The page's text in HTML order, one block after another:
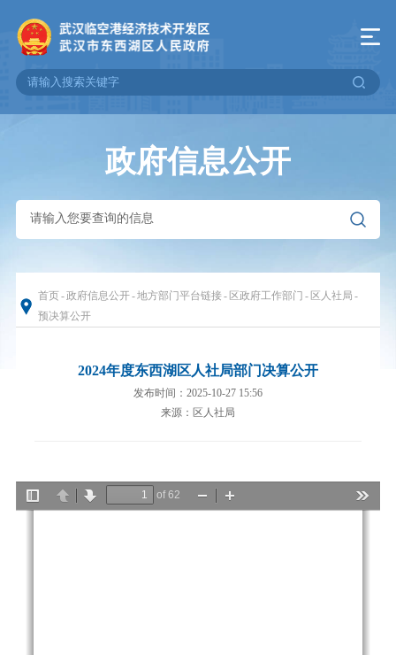
政府信息公开
首页-政府信息公开-地方部门平台链接- 区政府工作部门 - 区人社局 -
预决算公开
2024年度东西湖区人社局部门决算公开
发布时间：2025-10-27 15:56
来源：区人社局